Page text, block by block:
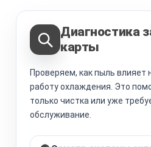
Диагностика
карты
Проверяем, как пыль влияет
работу охлаждения. Это
только чистка или уже
обслуживание.